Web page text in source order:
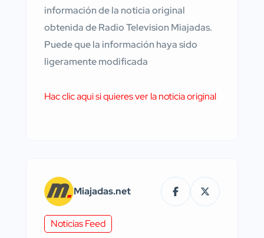
información de la noticia original
obtenida de Radio Television Miajadas.
Puede que la información haya sido
ligeramente modificada
Hac clic aqui si quieres ver la noticia original
Miajadas.net
Noticias Feed